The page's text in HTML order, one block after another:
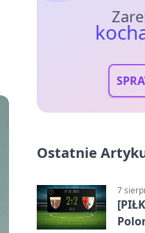
Ostatnie
7